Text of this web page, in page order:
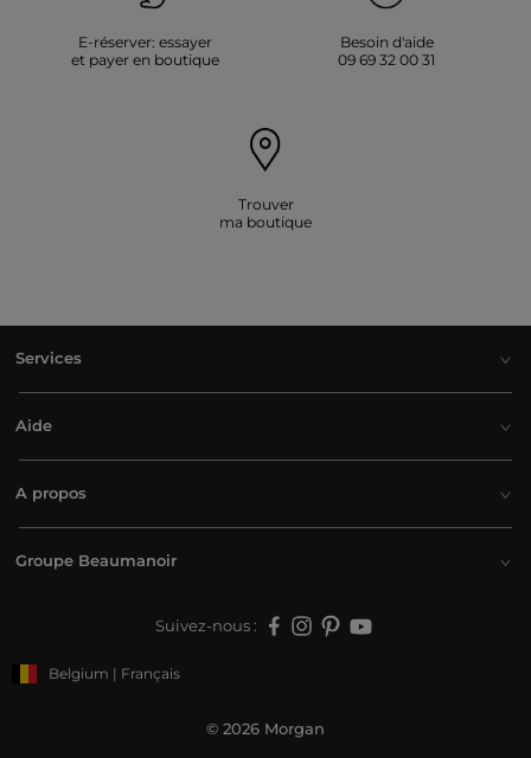
E-réserver: essayer
et payer en boutique
Besoin d'aide
09 69 32 00 31
Trouver
ma boutique
Services
Aide
A propos
Groupe Beaumanoir
Suivez-nous :
Belgium | Français
© 2026 Morgan